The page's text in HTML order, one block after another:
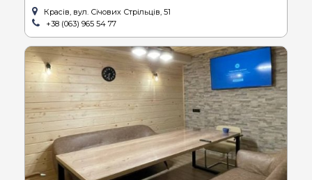
Красів, вул. Січових Стрільців, 51
+38 (063) 965 54 77